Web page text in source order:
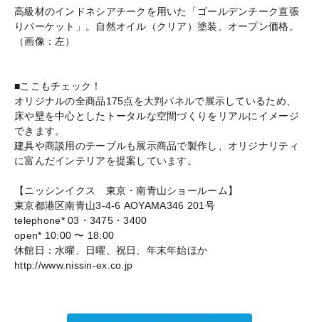
高級材のインドネシアチークを用いた「ゴールデンチーク直張
りパーケット」。自然オイル（クリア）塗装。オープン価格。
（画像：左）
■ここもチェック！
オリジナルの全商品175点を大判パネルで展示しているため、
床や壁を中心としたトータルな空間づくりをリアルにイメージ
できます。
建具や商談用のテーブルも展示商品で製作し、オリジナリティ
に富んだインテリアを提案しています。
【ニッシンイクス 東京・南青山ショールーム】
東京都港区南青山3-4-6 AOYAMA346 201号
telephone* 03・3475・3400
open* 10:00 〜 18:00
休館日：水曜、日曜、祝日、年末年始ほか
http://www.nissin-ex.co.jp